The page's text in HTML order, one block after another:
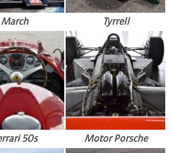
March Tyrrell
50s Motor Porsche